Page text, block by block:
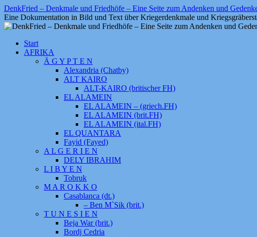
Zum
Inhalt
springen
DenkFried – Denkmale und Friedhöfe – Eine Seite zum Andenken und
Eine Dokumentation in Bild und Text über Kriegerdenkmale und
Start
AFRIKA
Ä G Y P T E N
Alexandria (Chatby)
ALT KAIRO
ALT-KAIRO (britischer FH)
EL ALAMEIN
EL ALAMEIN – (griech.FH)
EL ALAMEIN (brit.FH)
EL ALAMEIN (ital.FH)
EL QUANTARA
Fayid (Fayed)
A L G E R I E N
DELY IBRAHIM
L I B Y E N
Tobruk
M A R O K K O
Casablanca (dt.)
– Ben M`Sik (brit.)
T U N E S I E N
Beja War (brit.)
Bordj Cedria